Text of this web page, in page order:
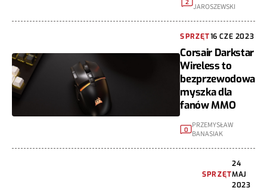
2 JAROSZEWSKI
SPRZĘT16 CZE 2023
Corsair Darkstar
Wireless to
bezprzewodowa
myszka dla
fanów MMO
0
PRZEMYSŁAW
BANASIAK
SPRZĘT
24
MAJ
2023